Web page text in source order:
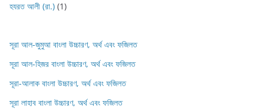
হযরত আলী (রা.) (1)
সূরা আল-জুমুআ বাংলা উচ্চারণ, অর্থ এবং ফজিলত
সূরা আল-হিজর বাংলা উচ্চারণ, অর্থ এবং ফজিলত
সূরা-আলাক বাংলা উচ্চারণ, অর্থ এবং ফজিলত
সূরা লাহাব‌‌‌ বাংলা উচ্চারণ, অর্থ এবং ফজিলত